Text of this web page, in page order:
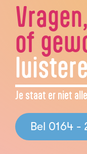
of
Je staat er niet
Bel 0164 -